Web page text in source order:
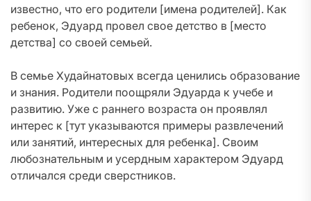
известно, что его родители [имена родителей]. Как
ребенок, Эдуард провел свое детство в [место
детства] со своей семьей.
В семье Худайнатовых всегда ценились образование
и знания. Родители поощряли Эдуарда к учебе и
развитию. Уже с раннего возраста он проявлял
интерес к [тут указываются примеры развлечений
или занятий, интересных для ребенка]. Своим
любознательным и усердным характером Эдуард
отличался среди сверстников.